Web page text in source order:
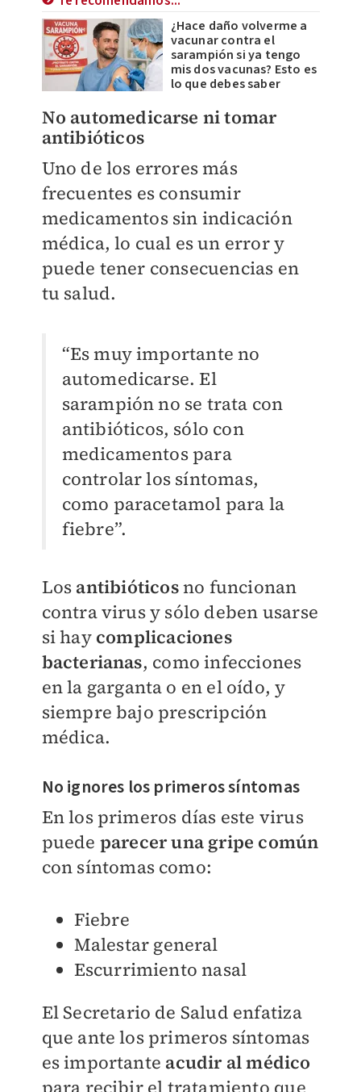
¿Hace daño volverme a
vacunar contra el
sarampión si ya tengo
mis dos vacunas? Esto es
lo que debes saber
No automedicarse ni tomar
antibióticos
Uno de los errores más
frecuentes es consumir
medicamentos sin indicación
médica, lo cual es un error y
puede tener consecuencias en
tu salud.
“Es muy importante no
automedicarse. El
sarampión no se trata con
antibióticos, sólo con
medicamentos para
controlar los síntomas,
como paracetamol para la
fiebre”.
Los antibióticosno funcionan
contra virus y sólo deben usarse
si hay complicaciones
bacterianas, como infecciones
en la garganta o en el oído, y
siempre bajo prescripción
médica.
No ignores los primeros síntomas
En los primeros días este virus
puede parecer una gripe común
con síntomas como:
Fiebre
Malestar general
Escurrimiento nasal
El Secretario de Salud enfatiza
que ante los primeros síntomas
es importante acudir al médico